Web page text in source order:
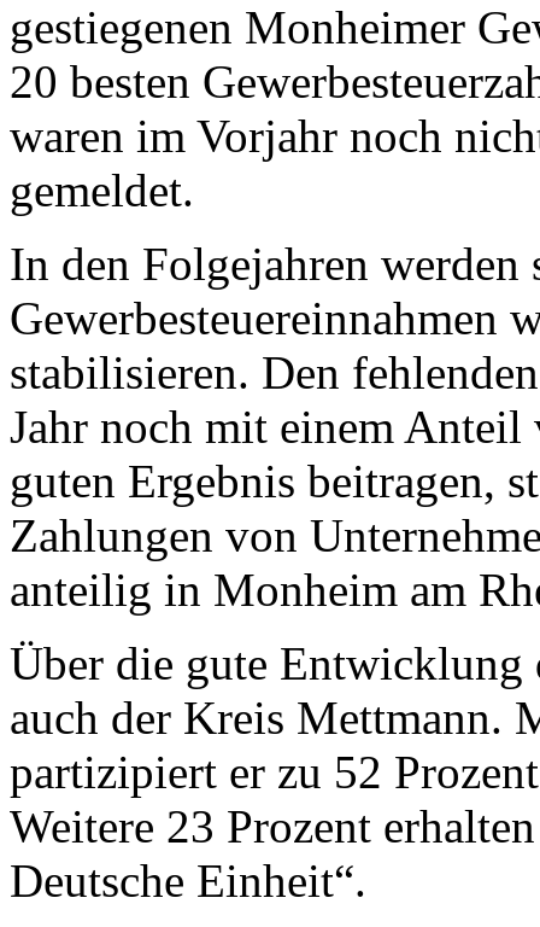
gestiegenen Monheimer
20 besten
waren im Vorjahr noch
gemeldet.
In den Folgejahren werden
Gewerbesteuereinnahmen
stabilisieren. Den
Jahr noch mit einem
guten Ergebnis beitragen,
Zahlungen von
anteilig in Monheim am
Über die gute
auch der Kreis Mettmann.
partizipiert er zu 52
Weitere 23 Prozent
Deutsche Einheit“.